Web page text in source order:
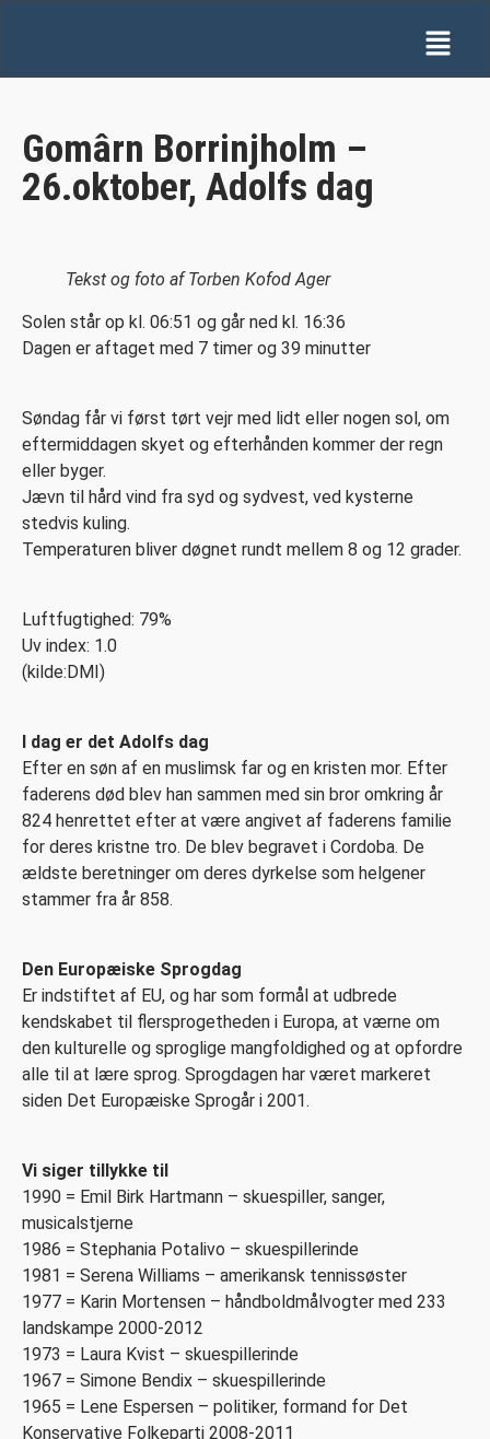
Gomârn Borrinjholm –
26.oktober, Adolfs dag
Tekst og foto af Torben Kofod Ager
Solen står op kl. 06:51 og går ned kl. 16:36
Dagen er aftaget med 7 timer og 39 minutter
Søndag får vi først tørt vejr med lidt eller nogen sol, om
eftermiddagen skyet og efterhånden kommer der regn
eller byger.
Jævn til hård vind fra syd og sydvest, ved kysterne
stedvis kuling.
Temperaturen bliver døgnet rundt mellem 8 og 12 grader.
Luftfugtighed: 79%
Uv index: 1.0
(kilde:DMI)
I dag er det Adolfs dag
Efter en søn af en muslimsk far og en kristen mor. Efter
faderens død blev han sammen med sin bror omkring år
824 henrettet efter at være angivet af faderens familie
for deres kristne tro. De blev be­gra­vet i Cordoba. De
ældste beretninger om deres dyrkelse som helgener
stammer fra år 858.
Den Europæiske Sprogdag
Er indstiftet af EU, og har som formål at udbrede
kendskabet til fler­sproget­heden i Europa, at værne om
den kulturelle og sproglige mangfoldighed og at opfordre
alle til at lære sprog. Sprogdagen har været markeret
siden Det Europæiske Sprogår i 2001.
Vi siger tillykke til
1990 = Emil Birk Hartmann – skuespiller, sanger,
musicalstjerne
1986 = Stephania Potalivo – skuespillerinde
1981 = Serena Williams – amerikansk tennissøster
1977 = Karin Mortensen – håndboldmålvogter med 233
landskampe 2000-2012
1973 = Laura Kvist – skuespillerinde
1967 = Simone Bendix – skuespillerinde
1965 = Lene Espersen – politiker, formand for Det
Konservative Folkeparti 2008-2011